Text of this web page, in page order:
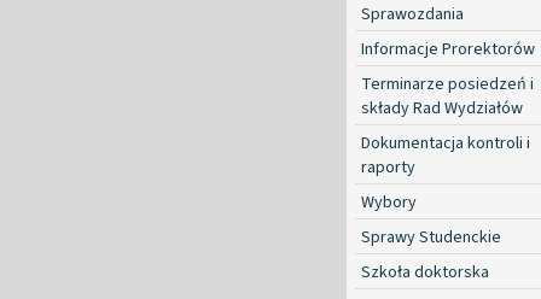
Sprawozdania
Informacje Prorektorów
Terminarze posiedzeń i
składy Rad Wydziałów
Dokumentacja kontroli i
raporty
Wybory
Sprawy Studenckie
Szkoła doktorska